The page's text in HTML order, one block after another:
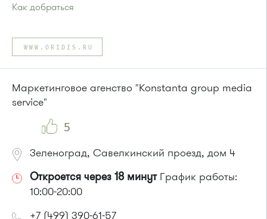
Как добраться
Автобусы № 2, 3, 9, 11, 19, 31, 32.
Маршрутка № 409м, 419м
или до остановки"Товары для дома":
Маршрутка № 408м, 419м, 476м
WWW.ORIDIS.RU
Маркетинговое агенство "Konstanta group media
service"
5
Зеленоград, Савелкинский проезд, дом 4
Откроется через 18 минутГрафик работы:
10:00-20:00
+7 (499) 390-61-57